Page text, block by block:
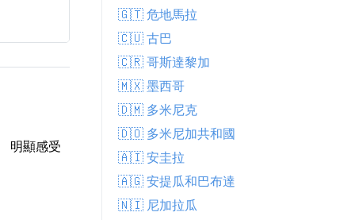
明顯感受
🇬🇹 危地馬拉
🇨🇺 古巴
🇨🇷 哥斯達黎加
🇲🇽 墨西哥
🇩🇲 多米尼克
🇩🇴 多米尼加共和國
🇦🇮 安圭拉
🇦🇬 安提瓜和巴布達
🇳🇮 尼加拉瓜